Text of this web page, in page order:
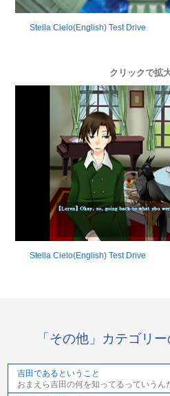
Stella Cielo(English) Test Drive
クリックで拡
Stella Cielo(English) Test Drive
「その他」カテゴリ
吉田であるということ
おまえら吉田の何を知ってるっていうん